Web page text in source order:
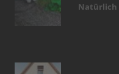
Natürlich